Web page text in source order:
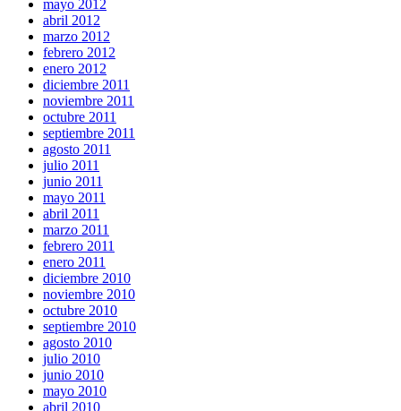
mayo 2012
abril 2012
marzo 2012
febrero 2012
enero 2012
diciembre 2011
noviembre 2011
octubre 2011
septiembre 2011
agosto 2011
julio 2011
junio 2011
mayo 2011
abril 2011
marzo 2011
febrero 2011
enero 2011
diciembre 2010
noviembre 2010
octubre 2010
septiembre 2010
agosto 2010
julio 2010
junio 2010
mayo 2010
abril 2010